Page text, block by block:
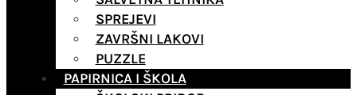
SPREJEVI
ZAVRŠNI LAKOVI
PUZZLE
PAPIRNICA I ŠKOLA